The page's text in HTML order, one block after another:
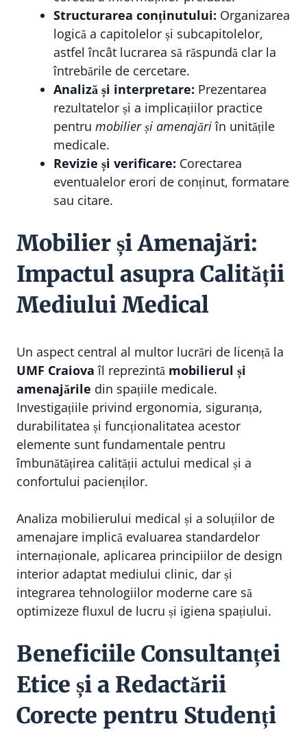
Structurarea conținutului: Organizarea
logică a capitolelor și subcapitolelor,
astfel încât lucrarea să răspundă clar la
întrebările de cercetare.
Analiză și interpretare: Prezentarea
rezultatelor și a implicațiilor practice
pentru mobilier și amenajăriîn unitățile
medicale.
Revizie și verificare: Corectarea
eventualelor erori de conținut, formatare
sau citare.
Mobilier și Amenajări:
Impactul asupra Calității
Mediului Medical
Un aspect central al multor lucrări de licență la
UMF Craiova îl reprezintă mobilierul și
amenajările din spațiile medicale.
Investigațiile privind ergonomia, siguranța,
durabilitatea și funcționalitatea acestor
elemente sunt fundamentale pentru
îmbunătățirea calității actului medical și a
confortului pacienților.
Analiza mobilierului medical și a soluțiilor de
amenajare implică evaluarea standardelor
internaționale, aplicarea principiilor de design
interior adaptat mediului clinic, dar și
integrarea tehnologiilor moderne care să
optimizeze fluxul de lucru și igiena spațiului.
Beneficiile Consultanței
Etice și a Redactării
Corecte pentru Studenți